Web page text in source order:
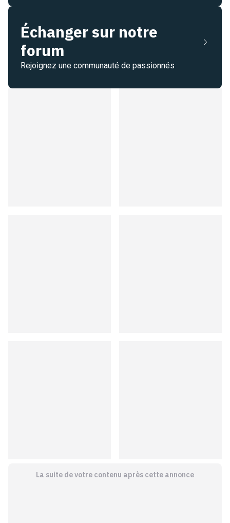
Échanger sur notre
forum
Rejoignez une communauté de passionnés
La suite de votre contenu après cette annonce